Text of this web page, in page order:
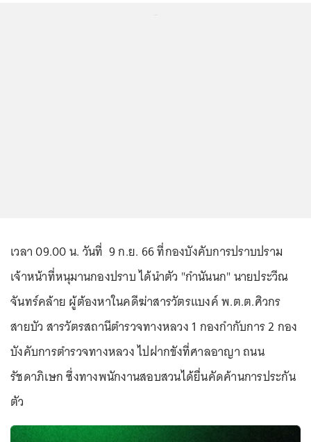
เวลา 09.00 น. วันที่ 9 ก.ย. 66 ที่กองบังคับการปราบปราม
เจ้าหน้าที่หนุมานกองปราบ ได้นำตัว "กำนันนก" นายประวีณ
จันทร์คล้าย ผู้ต้องหาในคดีฆ่าสารวัตรแบงค์ พ.ต.ต.ศิวกร
สายบัว สารวัตรสถานีตำรวจทางหลวง 1 กองกํากับการ 2 กอง
บังคับการตํารวจทางหลวง ไปฝากขังที่ศาลอาญา ถนน
รัชดาภิเษก ซึ่งทางพนักงานสอบสวนได้ยื่นคัดค้านการประกัน
ตัว